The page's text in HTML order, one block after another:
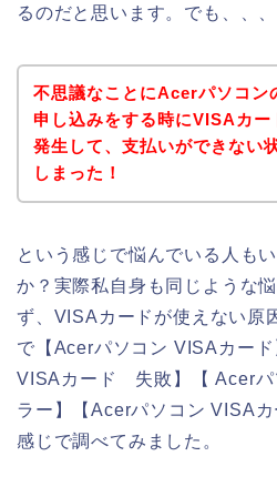
るのだと思います。でも、、、
不思議なことにAcerパソコン
申し込みをする時にVISAカー
発生して、支払いができない
しまった！
という感じで悩んでいる人も
か？実際私自身も同じような
ず、VISAカードが使えない原
で【Acerパソコン VISAカー
VISAカード 失敗】【 Acer
ラー】【Acerパソコン VISA
感じで調べてみました。